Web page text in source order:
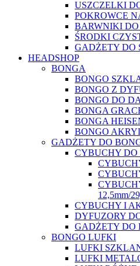
USZCZELKI
POKROWCE
BARWNIKI
ŚRODKI
GADŻETY DO
HEADSHOP
BONGA
BONGO
BONGO Z
BONGO DO
BONGA
BONGA
BONGO
GADŻETY DO
CYBUCHY DO
12,5mm/
CYBUCHY I
DYFUZORY
GADŻETY DO
BONGO LUFKI
LUFKI
LUFKI